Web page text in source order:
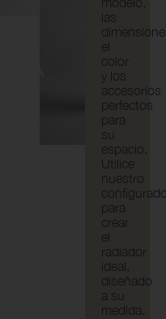
las
el
color
y los
accesorios
perfectos
para
su
espacio.
Utilice
nuestro
para
crear
el
radiador
ideal,
diseñado
a su
medida.